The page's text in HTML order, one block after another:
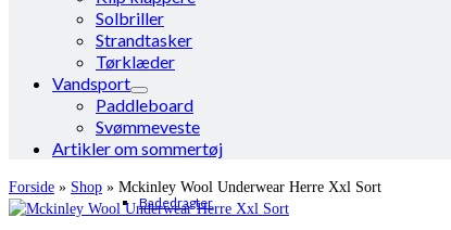
Badedragter
Solbriller
Strandtasker
Tørklæder
Vandsport
Paddleboard
Svømmeveste
Artikler om sommertøj
Forside » Shop » Mckinley Wool Underwear Herre Xxl Sort